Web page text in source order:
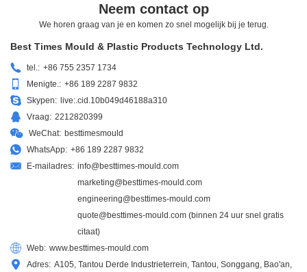
Neem contact op
We horen graag van je en komen zo snel mogelijk bij je terug.
Best Times Mould & Plastic Products Technology Ltd.
tel.: +86 755 2357 1734
Menigte.: +86 189 2287 9832
Skypen: live:.cid.10b049d46188a310
Vraag: 2212820399
WeChat: besttimesmould
WhatsApp: +86 189 2287 9832
E-mailadres: info@besttimes-mould.com
marketing@besttimes-mould.com
engineering@besttimes-mould.com
quote@besttimes-mould.com (binnen 24 uur snel gratis
citaat)
Web: www.besttimes-mould.com
Adres: A105, Tantou Derde Industrieterrein, Tantou, Songgang, Bao'an,